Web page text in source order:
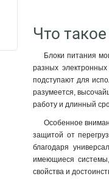
Что
Блоки питания
разных
подступают для
разумеется,
работу и длинный
Особенное
защитой от
благодаря
имеющиеся
свойства и